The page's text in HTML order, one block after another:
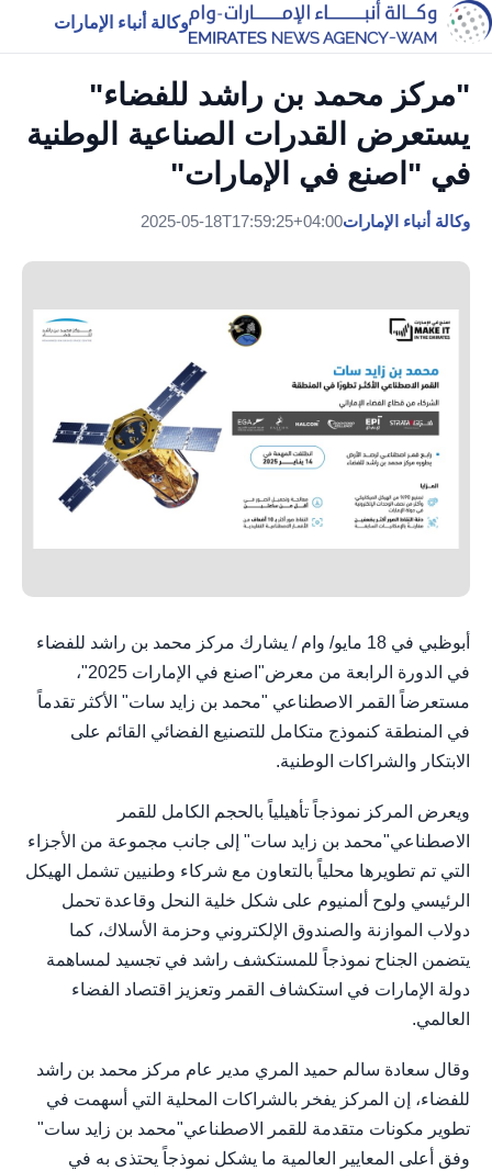
وكالة أنباء الإمارات
"مركز محمد بن راشد للفضاء"
يستعرض القدرات الصناعية الوطنية
في "اصنع في الإمارات"
وكالة أنباء الإمارات2025-05-18T17:59:25+04:00
أبوظبي في 18 مايو/ وام / يشارك مركز محمد بن راشد للفضاء
في الدورة الرابعة من معرض"اصنع في الإمارات 2025"،
مستعرضاً القمر الاصطناعي "محمد بن زايد سات" الأكثر تقدماً
في المنطقة كنموذج متكامل للتصنيع الفضائي القائم على
الابتكار والشراكات الوطنية.
ويعرض المركز نموذجاً تأهيلياً بالحجم الكامل للقمر
الاصطناعي"محمد بن زايد سات" إلى جانب مجموعة من الأجزاء
التي تم تطويرها محلياً بالتعاون مع شركاء وطنيين تشمل الهيكل
الرئيسي ولوح ألمنيوم على شكل خلية النحل وقاعدة تحمل
دولاب الموازنة والصندوق الإلكتروني وحزمة الأسلاك، كما
يتضمن الجناح نموذجاً للمستكشف راشد في تجسيد لمساهمة
دولة الإمارات في استكشاف القمر وتعزيز اقتصاد الفضاء
العالمي.
وقال سعادة سالم حميد المري مدير عام مركز محمد بن راشد
للفضاء، إن المركز يفخر بالشراكات المحلية التي أسهمت في
تطوير مكونات متقدمة للقمر الاصطناعي"محمد بن زايد سات"
وفق أعلى المعايير العالمية ما يشكل نموذجاً يحتذى به في